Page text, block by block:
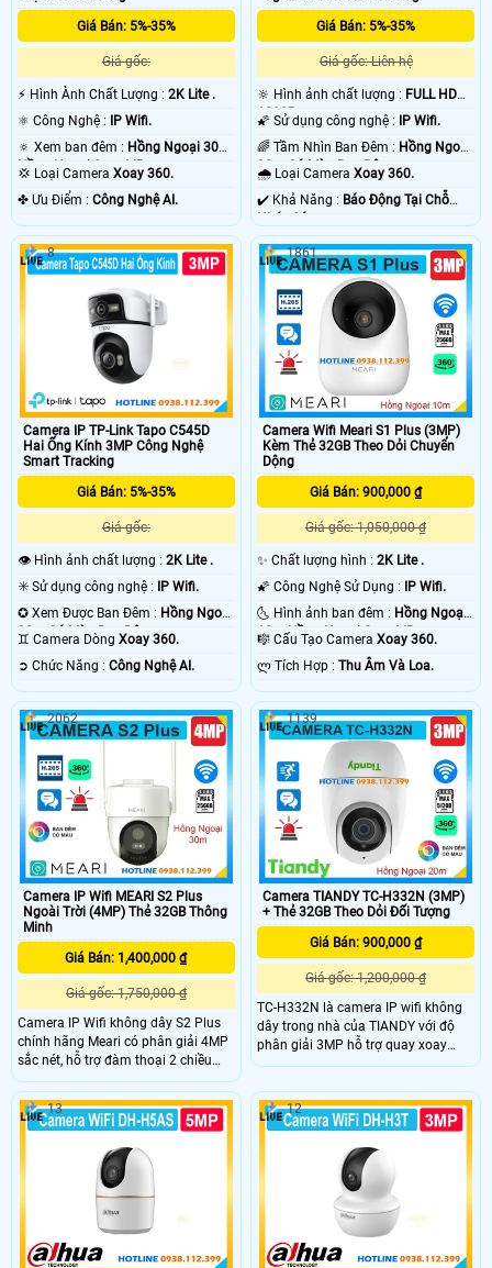
Giá Bán: 5%-35%
Giá gốc:
️⚡ Hình Ành Chất Lượng : 2K Lite .
⚛️ Công Nghệ : IP Wifi.
🔅 Xem ban đêm : Hồng Ngoại 30m
Hồng Ngoại Smart IR.
💢 Loại Camera Xoay 360.
️✤ Ưu Điểm : Công Nghệ AI.
Giá Bán: 5%-35%
Giá gốc: Liên hệ
🔆 Hình ảnh chất lượng : FULL HD
1080P .
🌠 Sử dụng công nghệ : IP Wifi.
🌈 Tầm Nhìn Ban Đêm : Hồng Ngoại
30m Có Màu Ban Ðêm.
🌧️ Loại CameraXoay 360.
️✔️ Khả Năng : Báo Động Tại Chỗ
Nháy Sáng.
Camera IP TP-Link Tapo C545D
Hai Ống Kính 3MP Công Nghệ
Smart Tracking
Giá Bán: 5%-35%
Giá gốc:
👁 Hình ảnh chất lượng : 2K Lite .
✳️ Sử dụng công nghệ :
IP Wifi.
✪ Xem Được Ban Đêm : Hồng Ngoại
30m Có Màu Ban Ðêm.
♊ Camera Dòng Xoay 360.
️➲ Chức Năng : Công Nghệ AI.
8
Camera Wifi Meari S1 Plus (3MP)
Kèm Thẻ 32GB Theo Dỏi Chuyển
Dộng
Giá Bán: 900,000 ₫
Giá gốc: 1,050,000 ₫
✨ Chất lượng hình :2K Lite .
🌠 Công Nghệ Sử Dụng : IP Wifi.
🌜 Hình ảnh ban đêm : Hồng Ngoại
10m Hồng Ngoại Smart IR.
🎼️ Cấu Tạo CameraXoay 360.
️ლ Tích Hợp :Thu Âm Và Loa.
1861
Camera IP Wifi MEARI S2 Plus
Ngoài Trời (4MP) Thẻ 32GB Thông
Minh
Giá Bán: 1,400,000 ₫
Giá gốc: 1,750,000 ₫
Camera IP Wifi không dây S2 Plus
chính hãng Meari có phân giải 4MP
sắc nét, hỗ trợ đàm thoại 2 chiều
tiện lợi và còi hú báo động thông
minh. Được trang bị hồng ngoại tầm
nhìn xa 30m, đèn LED có màu ban
đêm lên đến 20m, giúp quan sát rõ
ràng cả ngày lẫn đêm. Ngoài ra,
camera còn tích hợp khe cắm thẻ
nhớ lên đến 256GB và tính năng
phát hiện chuyển động, đảm bảo an
ninh cho ngôi nhà bạn.
2062
Camera TIANDY TC-H332N (3MP)
+ Thẻ 32GB Theo Dỏi Đối Tượng
Giá Bán: 900,000 ₫
Giá gốc: 1,200,000 ₫
TC-H332N là camera IP wifi không
dây trong nhà của TIANDY với độ
phân giải 3MP hỗ trợ quay xoay
360° linh hoạt. Camera tích hợp
sáng trắng cho hình ảnh màu sắc rõ
nét (Color Maker) cả trong đêm,
tiện lợi. Ngoài ra, camera còn hỗ trợ
khe cắm thẻ nhớ lên đến 512GB và
phát hiện người thông minh kèm
cảnh báo tức thì.
1139
13 12